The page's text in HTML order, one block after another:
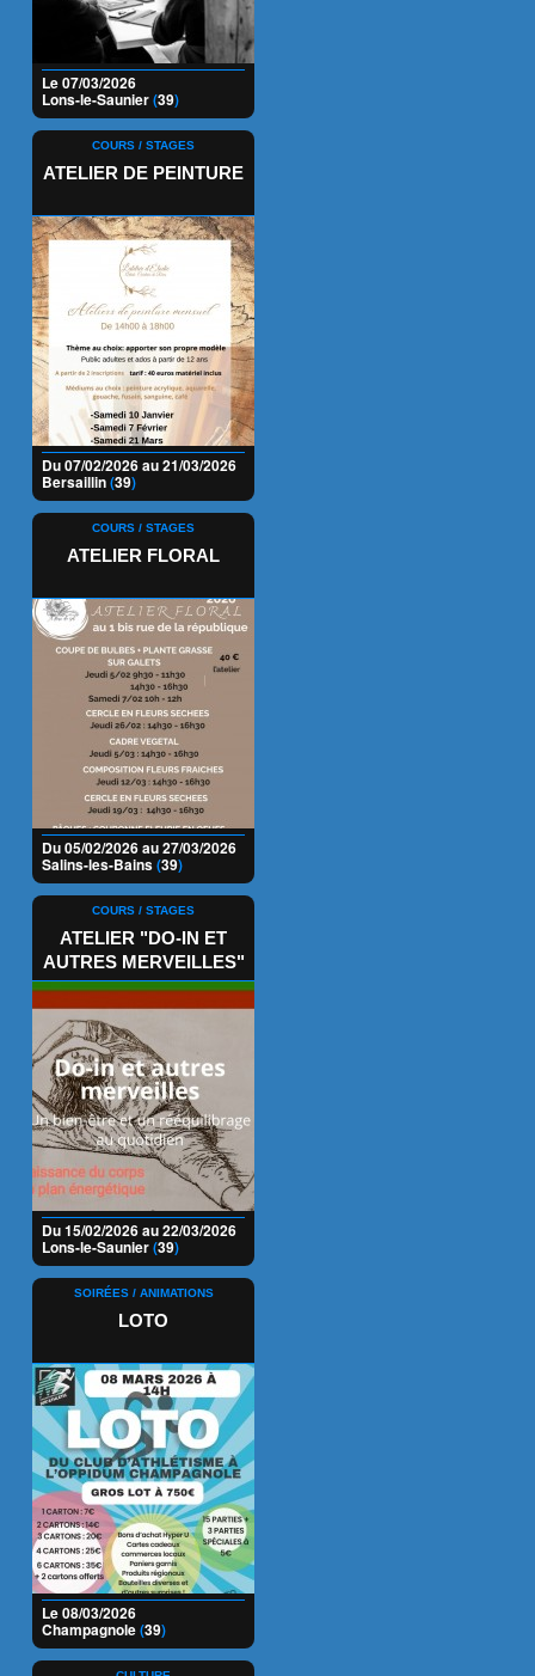
Le 07/03/2026
Lons-le-Saunier(39)
COURS / STAGES
ATELIER DE PEINTURE
Du 07/02/2026 au 21/03/2026
Bersaillin(39)
COURS / STAGES
ATELIER FLORAL
Du 05/02/2026 au 27/03/2026
Salins-les-Bains(39)
COURS / STAGES
ATELIER "DO-IN ET
AUTRES MERVEILLES"
Du 15/02/2026 au 22/03/2026
Lons-le-Saunier(39)
SOIRÉES / ANIMATIONS
LOTO
Le 08/03/2026
Champagnole(39)